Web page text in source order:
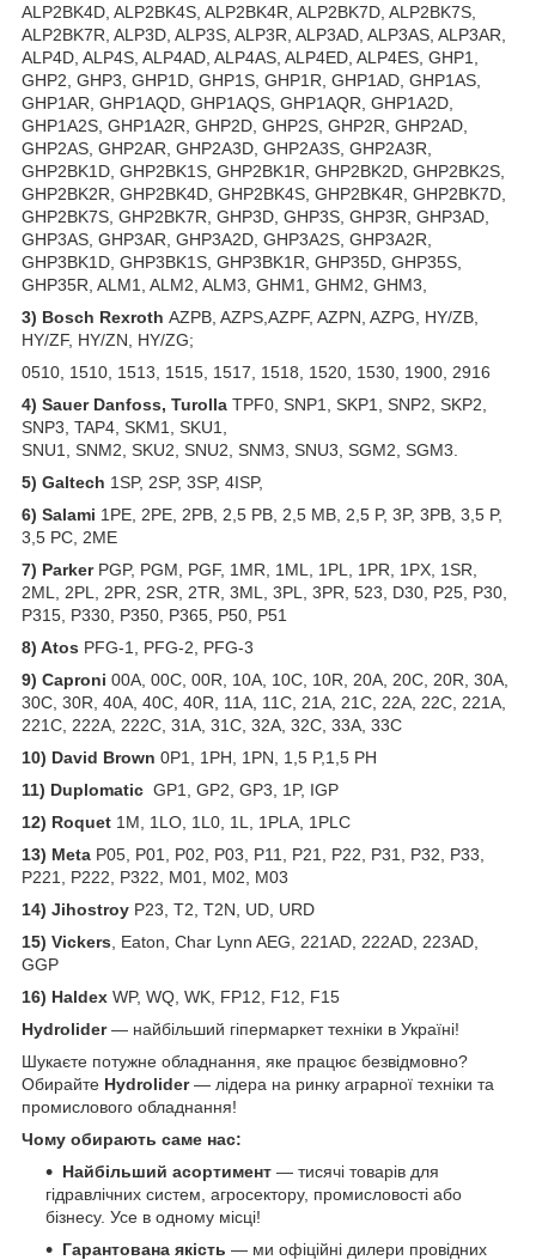
ALP2BK4D, ALP2BK4S, ALP2BK4R, ALP2BK7D, ALP2BK7S,
ALP2BK7R, ALP3D, ALP3S, ALP3R, ALP3AD, ALP3AS, ALP3AR,
ALP4D, ALP4S, ALP4AD, ALP4AS, ALP4ED, ALP4ES, GHP1,
GHP2, GHP3, GHP1D, GHP1S, GHP1R, GHP1AD, GHP1AS,
GHP1AR, GHP1AQD, GHP1AQS, GHP1AQR, GHP1A2D,
GHP1A2S, GHP1A2R, GHP2D, GHP2S, GHP2R, GHP2AD,
GHP2AS, GHP2AR, GHP2A3D, GHP2A3S, GHP2A3R,
GHP2BK1D, GHP2BK1S, GHP2BK1R, GHP2BK2D, GHP2BK2S,
GHP2BK2R, GHP2BK4D, GHP2BK4S, GHP2BK4R, GHP2BK7D,
GHP2BK7S, GHP2BK7R, GHP3D, GHP3S, GHP3R, GHP3AD,
GHP3AS, GHP3AR, GHP3A2D, GHP3A2S, GHP3A2R,
GHP3BK1D, GHP3BK1S, GHP3BK1R, GHP35D, GHP35S,
GHP35R, ALM1, ALM2, ALM3, GHM1, GHM2, GHM3,
3) Bosch Rexroth AZPB, AZPS,AZPF, AZPN, AZPG, HY/ZB,
HY/ZF, HY/ZN, HY/ZG;
0510, 1510, 1513, 1515, 1517, 1518, 1520, 1530, 1900, 2916
4) Sauer Danfoss, Turolla TPF0, SNP1, SKP1, SNP2, SKP2,
SNP3, TAP4, SKM1, SKU1,
SNU1, SNM2, SKU2, SNU2, SNM3, SNU3, SGM2, SGM3.
5) Galtech 1SP, 2SP, 3SP, 4ISP,
6) Salami 1PE, 2PE, 2PB, 2,5 PB, 2,5 MB, 2,5 P, 3P, 3PB, 3,5 P,
3,5 PC, 2ME
7) Parker PGP, PGM, PGF, 1MR, 1ML, 1PL, 1PR, 1PX, 1SR,
2ML, 2PL, 2PR, 2SR, 2TR, 3ML, 3PL, 3PR, 523, D30, P25, P30,
P315, P330, P350, P365, P50, P51
8) Atos PFG-1, PFG-2, PFG-3
9) Caproni 00A, 00C, 00R, 10A, 10C, 10R, 20A, 20C, 20R, 30A,
30C, 30R, 40A, 40C, 40R, 11A, 11C, 21A, 21C, 22A, 22C, 221A,
221C, 222A, 222C, 31A, 31C, 32A, 32C, 33A, 33C
10) David Brown 0P1, 1PH, 1PN, 1,5 P,1,5 PH
11) Duplomatic GP1, GP2, GP3, 1P, IGP
12) Roquet 1M, 1LO, 1L0, 1L, 1PLA, 1PLC
13) Meta P05, P01, P02, P03, P11, P21, P22, P31, P32, P33,
P221, P222, P322, M01, M02, M03
14) Jihostroy P23, T2, T2N, UD, URD
15) Vickers , Eaton, Char Lynn AEG, 221AD, 222AD, 223AD,
GGP
16) Haldex WP, WQ, WK, FP12, F12, F15
Hydrolider— найбільший гіпермаркет техніки в Україні!
Шукаєте потужне обладнання, яке працює безвідмовно?
Обирайте Hydrolider— лідера на ринку аграрної техніки та
промислового обладнання!
Чому обирають саме нас:
Найбільший асортимент — тисячі товарів для
гідравлічних систем, агросектору, промисловості або
бізнесу. Усе в одному місці!
Гарантована якість — ми офіційні дилери провідних